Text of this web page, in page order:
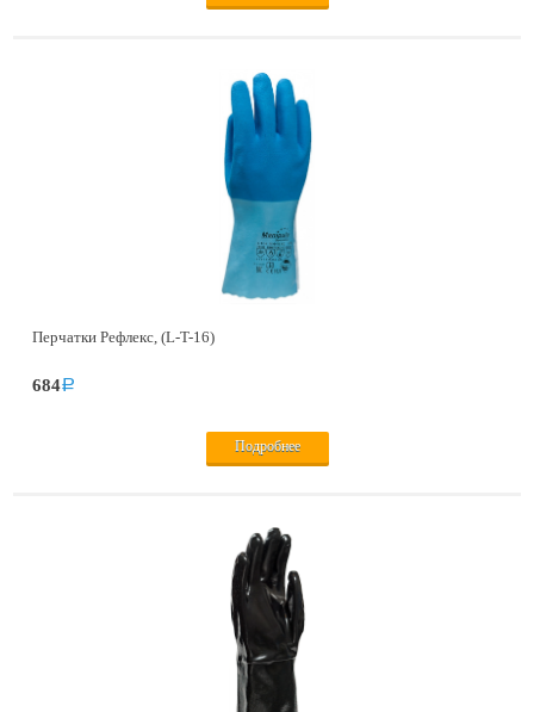
Перчатки Рефлекс, (L-T-16)
684a
Подробнее